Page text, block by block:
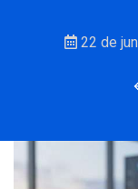
22 de